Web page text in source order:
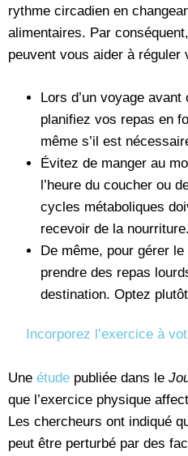
rythme circadien en
alimentaires. Par
peuvent vous aider à réguler
Lors d’un voyage
planifiez vos repas en
même s’il est
Évitez de manger au
l’heure du coucher ou
cycles métaboliques
recevoir de la nourriture.
De même, pour gérer
prendre des repas
destination. Optez
Incorporez l’exercice à
Une étude publiée dans le
que l’exercice physique
Les chercheurs ont indiqué
peut être perturbé par des